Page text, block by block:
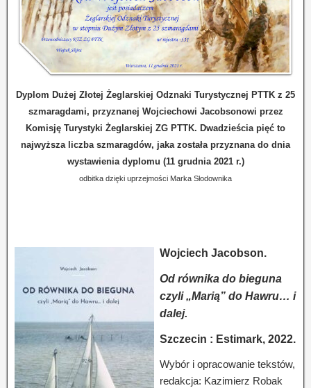
Dyplom Dużej Złotej Żeglarskiej Odznaki Turystycznej PTTK z 25
szmaragdami, przyznanej Wojciechowi Jacobsonowi przez
Komisję Turystyki Żeglarskiej ZG PTTK. Dwadzieścia pięć to
najwyższa liczba szmaragdów, jaka została przyznana do dnia
wystawienia dyplomu (11 grudnia 2021 r.)
odbitka dzięki uprzejmości Marka Słodownika
Wojciech Jacobson.
Od równika do bieguna
czyli „Marią” do Hawru… i
dalej.
Szczecin : Estimark, 2022.
Wybór i opracowanie tekstów,
redakcja: Kazimierz Robak